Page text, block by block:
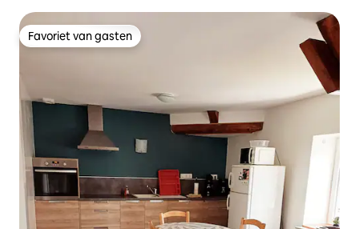
Favoriet van gasten
Favoriet van gasten